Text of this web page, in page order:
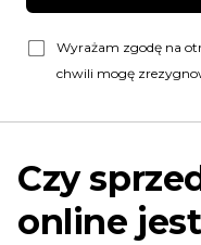
Wyrażam zgodę na
chwili mogę
Czy
online